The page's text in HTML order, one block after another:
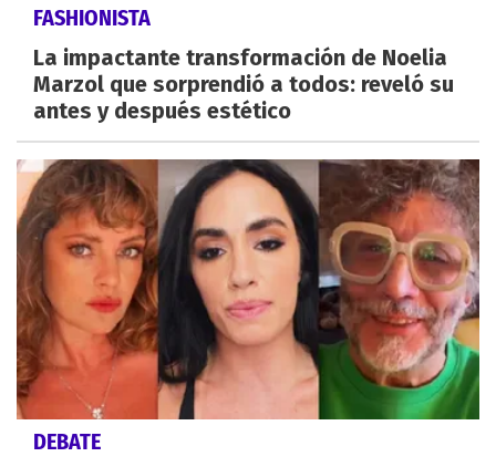
FASHIONISTA
La impactante transformación de Noelia
Marzol que sorprendió a todos: reveló su
antes y después estético
DEBATE